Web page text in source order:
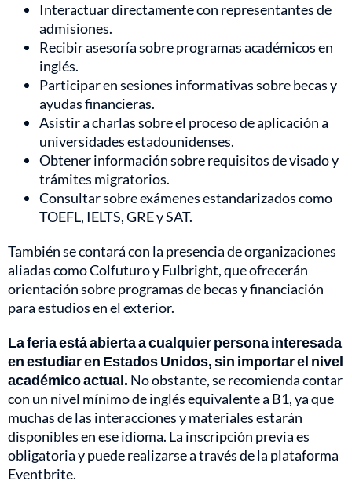
Interactuar directamente con representantes de
admisiones.
Recibir asesoría sobre programas académicos en
inglés.
Participar en sesiones informativas sobre becas y
ayudas financieras.
Asistir a charlas sobre el proceso de aplicación a
universidades estadounidenses.
Obtener información sobre requisitos de visado y
trámites migratorios.
Consultar sobre exámenes estandarizados como
TOEFL, IELTS, GRE y SAT.
También se contará con la presencia de organizaciones
aliadas como Colfuturo y Fulbright, que ofrecerán
orientación sobre programas de becas y financiación
para estudios en el exterior.
La feria está abierta a cualquier persona interesada
en estudiar en Estados Unidos, sin importar el nivel
académico actual. No obstante, se recomienda contar
con un nivel mínimo de inglés equivalente a B1, ya que
muchas de las interacciones y materiales estarán
disponibles en ese idioma. La inscripción previa es
obligatoria y puede realizarse a través de la plataforma
Eventbrite.